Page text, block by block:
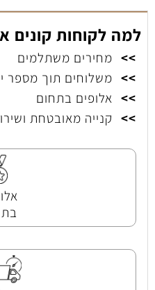
למה לקוחות קונים
>> מחירים משתלמים
>> משלוחים תוך מספר
>> אלופים בתחום
>> קנייה מאובטחת